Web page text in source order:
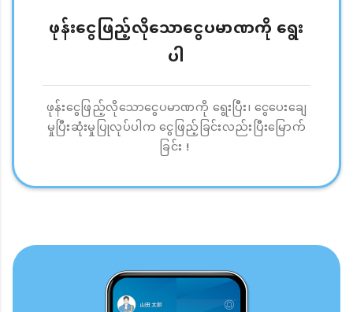
ဖုန်းငွေဖြည့်လိုသောငွေပမာဏကို ရွေး
ပါ
ဖုန်းငွေဖြည့်လိုသောငွေပမာဏကို ရွေးပြီး၊ ငွေပေးချေ
မှုပြီးဆုံးမှုပြုလုပ်ပါက ငွေဖြည့်ခြင်းလည်းပြီးမြောက်
ခြင်း！